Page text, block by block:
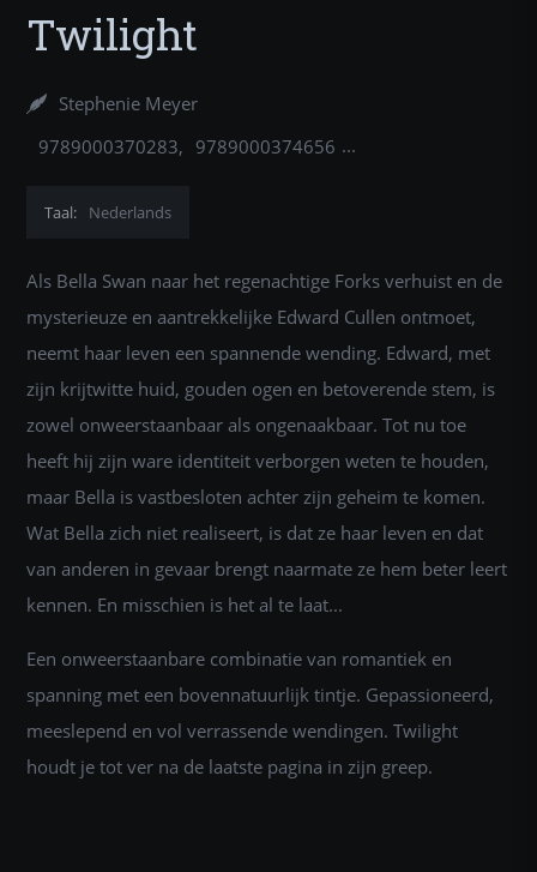
Twilight
Stephenie Meyer
9789000370283
9789000374656
Taal: Nederlands
Als Bella Swan naar het regenachtige Forks verhuist en de
mysterieuze en aantrekkelijke Edward Cullen ontmoet,
neemt haar leven een spannende wending. Edward, met
zijn krijtwitte huid, gouden ogen en betoverende stem, is
zowel onweerstaanbaar als ongenaakbaar. Tot nu toe
heeft hij zijn ware identiteit verborgen weten te houden,
maar Bella is vastbesloten achter zijn geheim te komen.
Wat Bella zich niet realiseert, is dat ze haar leven en dat
van anderen in gevaar brengt naarmate ze hem beter leert
kennen. En misschien is het al te laat...
Een onweerstaanbare combinatie van romantiek en
spanning met een bovennatuurlijk tintje. Gepassioneerd,
meeslepend en vol verrassende wendingen. Twilight
houdt je tot ver na de laatste pagina in zijn greep.